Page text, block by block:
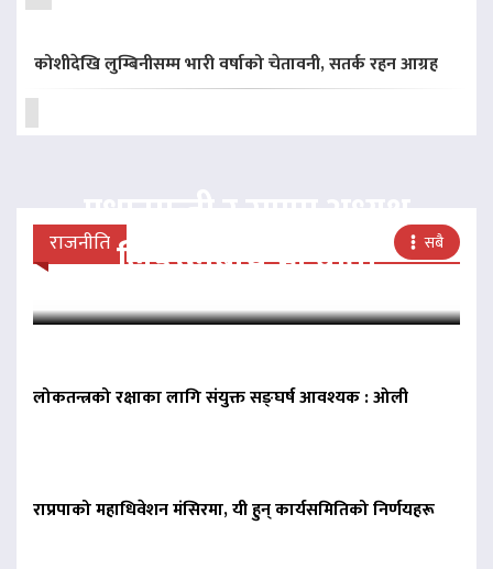
कोशीदेखि लुम्बिनीसम्म भारी वर्षाको चेतावनी, सतर्क रहन आग्रह
राजनीति सबै
प्रधानमन्त्री र राप्रपा अध्यक्ष
लिङदेनबीच भेटवार्ता
लोकतन्त्रको रक्षाका लागि संयुक्त सङ्घर्ष आवश्यक : ओली
राप्रपाको महाधिवेशन मंसिरमा, यी हुन् कार्यसमितिको निर्णयहरू